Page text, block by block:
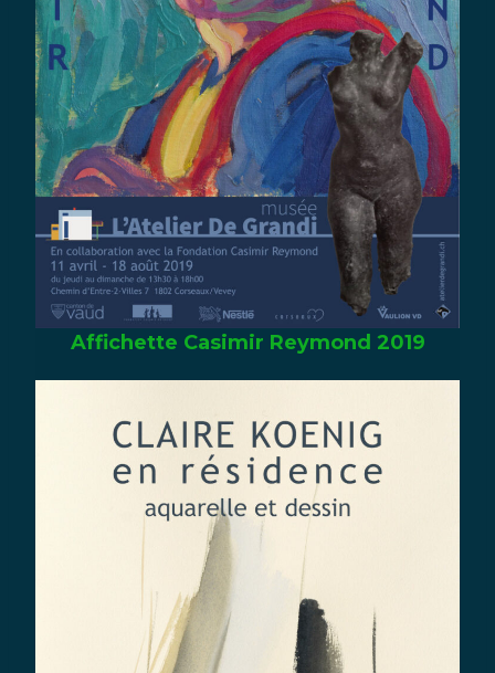
Affichette Casimir Reymond 2019